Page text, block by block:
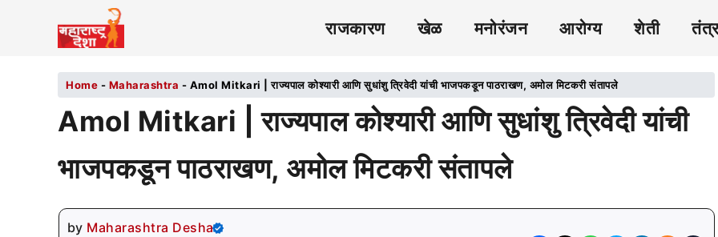
राजकारण खेळ मनोरंजन आरोग्य शेती
Home - Maharashtra - Amol Mitkari | राज्यपाल कोश्यारी आणि सुधांशु त्रिवेदी यांची भाजपकडून पाठराखण, अमोल मिटकरी संतापले
Amol Mitkari | राज्यपाल कोश्यारी आणि सुधांशु त्रिवेदी यांची
भाजपकडून पाठराखण, अमोल मिटकरी संतापले
by Maharashtra Desha